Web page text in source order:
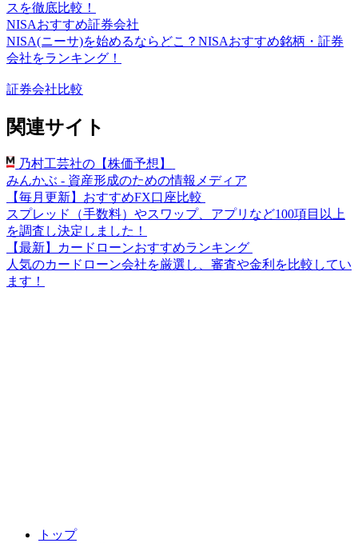
スを徹底比較！
NISAおすすめ証券会社
NISA(ニーサ)を始めるならどこ？NISAおすすめ銘柄・証券
会社をランキング！
証券会社比較
関連サイト
乃村工芸社の【株価予想】
みんかぶ - 資産形成のための情報メディア
【毎月更新】おすすめFX口座比較
スプレッド（手数料）やスワップ、アプリなど100項目以上
を調査し決定しました！
【最新】カードローンおすすめランキング
人気のカードローン会社を厳選し、審査や金利を比較してい
ます！
トップ